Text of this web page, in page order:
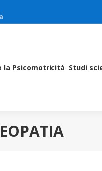
la Psicomotricità Studi
Che cos’è la Psicomotricità